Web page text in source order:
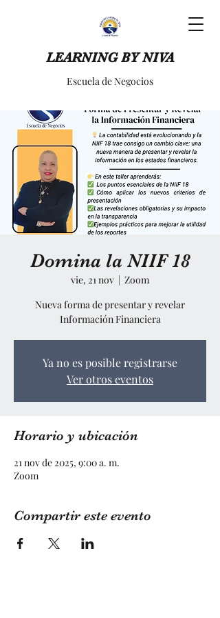
LEARNING BY NIVA
Escuela de Negocios
Domina la NIIF 18
vie, 21 nov
  |
Zoom
Nueva forma de presentar y revelar
Información Financiera
Ya no es posible registrarse
Ver otros eventos
Horario y ubicación
21 nov de 2025, 9:00 a. m.
Zoom
Compartir este evento